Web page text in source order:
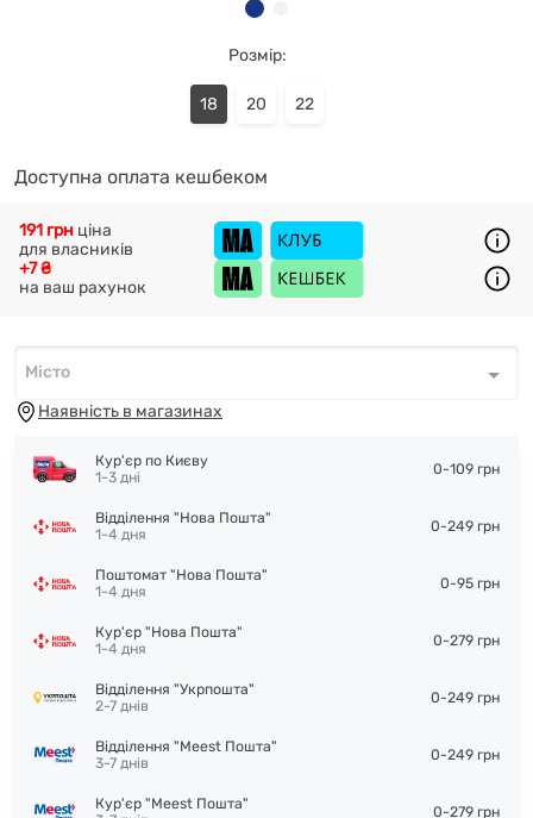
Розмір:
18 20 22
Доступна оплата кешбеком
+7 ₴
на ваш рахунок
191 грн ціна
для власників
Місто*
Місто
Наявність в магазинах
Кур'єр по Києву
1-3 дні
0-109 грн
Відділення "Нова Пошта"
1-4 дня
0-249 грн
Поштомат "Нова Пошта"
1-4 дня
0-95 грн
Кур'єр "Нова Пошта"
1-4 дня
0-279 грн
Відділення "Укрпошта"
2-7 днів
0-249 грн
Відділення "Meest Пошта"
3-7 днів
0-249 грн
Кур'єр "Meest Пошта"
0-279 грн